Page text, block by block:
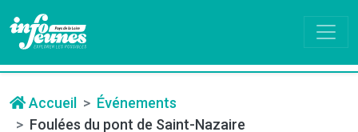
Accueil
Événements
Foulées du pont de Saint-Nazaire